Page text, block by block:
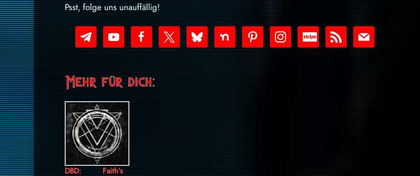
Psst, folge uns unauffällig!
telegramyoutube-
play
facebookx blueskynextdoorpinterestinstagramcc-
stripe
rss mail
Mehr für dich:
DBD: Faith’s